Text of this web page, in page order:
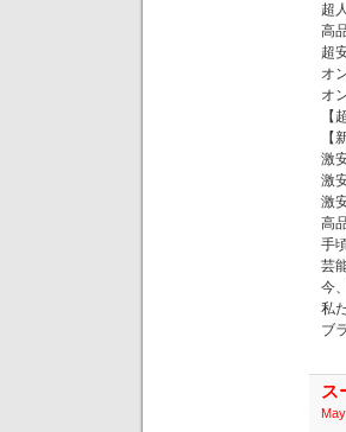
超
高
超
オ
オ
【
【
激
激
激
高
手
芸
今
私
ブ
ス